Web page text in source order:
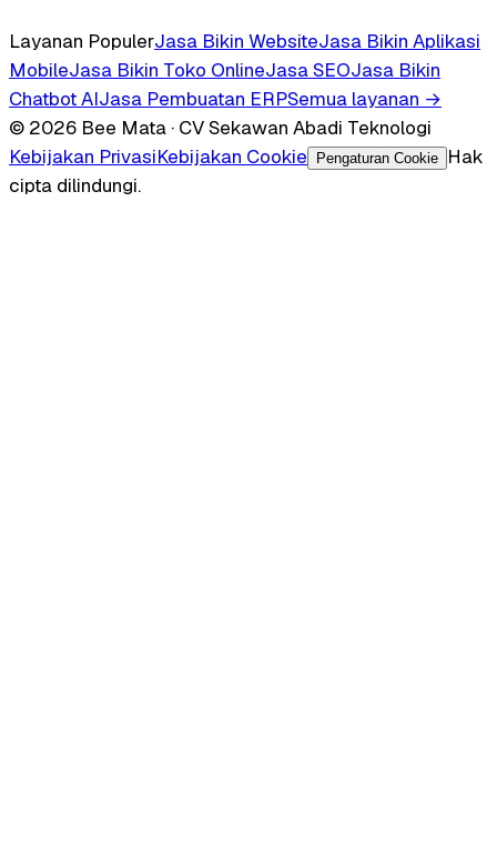
Layanan PopulerJasa Bikin WebsiteJasa Bikin Aplikasi
MobileJasa Bikin Toko OnlineJasa SEOJasa Bikin
Chatbot AIJasa Pembuatan ERPSemua layanan →
© 2026 Bee Mata · CV Sekawan Abadi Teknologi
Kebijakan PrivasiKebijakan Cookie Pengaturan Cookie
Hak
cipta dilindungi.